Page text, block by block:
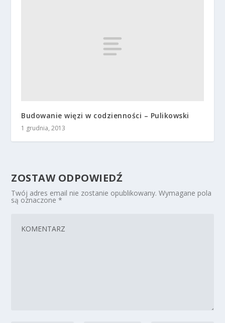
Budowanie więzi w codzienności – Pulikowski
1 grudnia, 2013
ZOSTAW ODPOWIEDŹ
Twój adres email nie zostanie opublikowany. Wymagane pola
są oznaczone*